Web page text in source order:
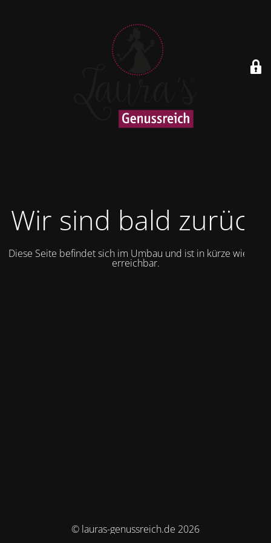
Wir sind bald zurück
Diese Seite befindet sich im Umbau und ist in kürze wieder
erreichbar.
© lauras-genussreich.de 2026